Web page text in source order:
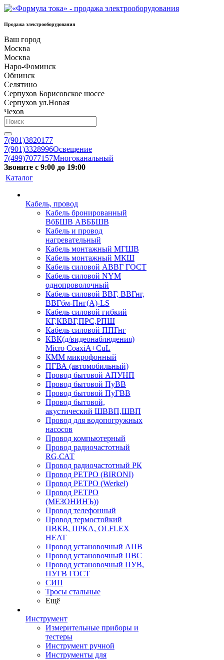
Продажа электрооборудования
Ваш город
Москва
Москва
Наро-Фоминск
Обнинск
Селятино
Серпухов Борисовское шоссе
Серпухов ул.Новая
Чехов
7(901)3820177
7(901)3328996Освещение
7(499)7077157Многоканальный
Звоните с 9:00 до 19:00
Каталог
Кабель, провод
Кабель бронированный
ВбБШВ АВББШВ
Кабель и провод
нагревательный
Кабель монтажный МГШВ
Кабель монтажный МКШ
Кабель силовой АВВГ ГОСТ
Кабель силовой NYM
однопроволочный
Кабель силовой ВВГ, ВВГнг,
ВВГбм-Пнг(А)-LS
Кабель силовой гибкий
КГ,КВВГ,ПРС,РПШ
Кабель силовой ППГнг
КВК(д/видеонаблюдения)
Micro CoaxiA+CuL
КММ микрофонный
ПГВА (автомобильный)
Провод бытовой АПУНП
Провод бытовой ПуВВ
Провод бытовой ПуГВВ
Провод бытовой,
акустический ШВВП,ШВП
Провод для водопогружных
насосов
Провод компьютерный
Провод радиочастотный
RG,САТ
Провод радиочастотный РК
Провод РЕТРО (BIRONI)
Провод РЕТРО (Werkel)
Провод РЕТРО
(МЕЗОНИНЪ))
Провод телефонный
Провод термостойкий
ПВКВ, ПРКА, OLFLEX
HEAT
Провод установочный АПВ
Провод установочный ПВС
Провод установочный ПУВ,
ПУГВ ГОСТ
СИП
Тросы стальные
Ещё
Инструмент
Измерительные приборы и
тестеры
Инструмент ручной
Инструменты для